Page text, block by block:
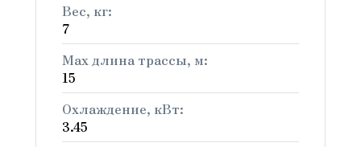
Вес, кг:
7
Max длина трассы, м:
15
Охлаждение, кВт:
3.45